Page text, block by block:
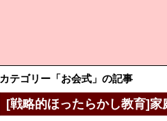
カテゴリー「お会式」の記事
[戦略的ほったらかし教育]